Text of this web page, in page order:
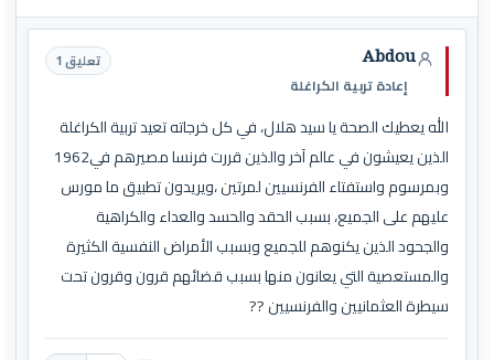
Abdou
إعادة تربية الكراغلة
تعليق 1
الله يعطيك الصحة يا سيد هلال، في كل خرجاته تعيد تربية الكراغلة
الذين يعيشون في عالم آخر والذين قررت فرنسا مصيرهم في1962
وبمرسوم واستفتاء الفرنسيين لمرتين ،ويريدون تطبيق ما مورس
عليهم على الجميع، بسبب الحقد والحسد والعداء والكراهية
والجحود الذين يكنوهم للجميع وبسبب الأمراض النفسية الكثيرة
والمستعصية التي يعانون منها بسبب قضائهم قرون وقرون تحت
سيطرة العثمانيين والفرنسيين ??